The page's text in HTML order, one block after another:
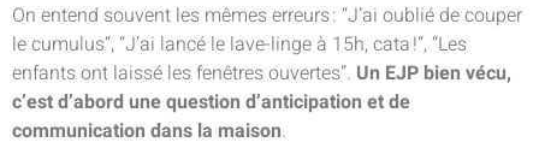
On entend souvent les mêmes erreurs : “J’ai oublié de couper
le cumulus”, “J’ai lancé le lave-linge à 15h, cata !”, “Les
enfants ont laissé les fenêtres ouvertes”. Un EJP bien vécu,
c’est d’abord une question d’anticipation et de
communication dans la maison.